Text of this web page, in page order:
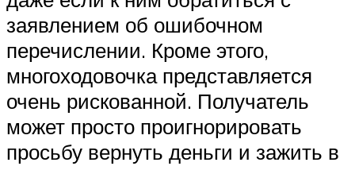
заявлением об ошибочном
перечислении. Кроме этого,
многоходовочка представляется
очень рискованной. Получатель
может просто проигнорировать
просьбу вернуть деньги и зажить в